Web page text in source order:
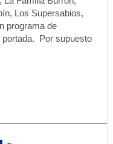
Los Supersabios,
programa de
Por supuesto